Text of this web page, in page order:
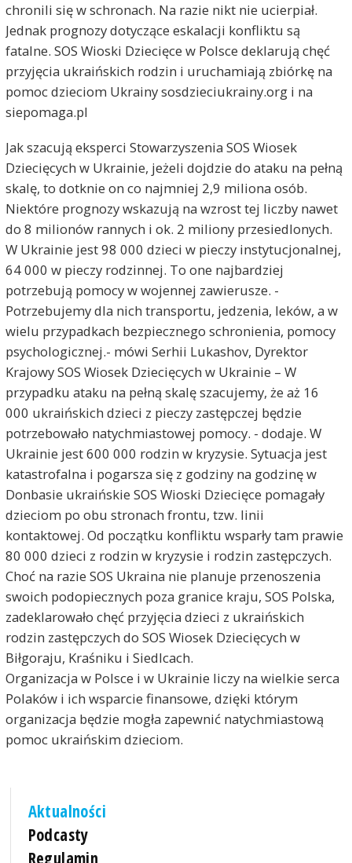
chronili się w schronach. Na razie nikt nie ucierpiał.
Jednak prognozy dotyczące eskalacji konfliktu są
fatalne. SOS Wioski Dziecięce w Polsce deklarują chęć
przyjęcia ukraińskich rodzin i uruchamiają zbiórkę na
pomoc dzieciom Ukrainy sosdzieciukrainy.org i na
siepomaga.pl
Jak szacują eksperci Stowarzyszenia SOS Wiosek
Dziecięcych w Ukrainie, jeżeli dojdzie do ataku na pełną
skalę, to dotknie on co najmniej 2,9 miliona osób.
Niektóre prognozy wskazują na wzrost tej liczby nawet
do 8 milionów rannych i ok. 2 miliony przesiedlonych.
W Ukrainie jest 98 000 dzieci w pieczy instytucjonalnej,
64 000 w pieczy rodzinnej. To one najbardziej
potrzebują pomocy w wojennej zawierusze. -
Potrzebujemy dla nich transportu, jedzenia, leków, a w
wielu przypadkach bezpiecznego schronienia, pomocy
psychologicznej.- mówi Serhii Lukashov, Dyrektor
Krajowy SOS Wiosek Dziecięcych w Ukrainie – W
przypadku ataku na pełną skalę szacujemy, że aż 16
000 ukraińskich dzieci z pieczy zastępczej będzie
potrzebowało natychmiastowej pomocy. - dodaje. W
Ukrainie jest 600 000 rodzin w kryzysie. Sytuacja jest
katastrofalna i pogarsza się z godziny na godzinę w
Donbasie ukraińskie SOS Wioski Dziecięce pomagały
dzieciom po obu stronach frontu, tzw. linii
kontaktowej. Od początku konfliktu wsparły tam prawie
80 000 dzieci z rodzin w kryzysie i rodzin zastępczych.
Choć na razie SOS Ukraina nie planuje przenoszenia
swoich podopiecznych poza granice kraju, SOS Polska,
zadeklarowało chęć przyjęcia dzieci z ukraińskich
rodzin zastępczych do SOS Wiosek Dziecięcych w
Biłgoraju, Kraśniku i Siedlcach.
Organizacja w Polsce i w Ukrainie liczy na wielkie serca
Polaków i ich wsparcie finansowe, dzięki którym
organizacja będzie mogła zapewnić natychmiastową
pomoc ukraińskim dzieciom.
Aktualności
Podcasty
Regulamin